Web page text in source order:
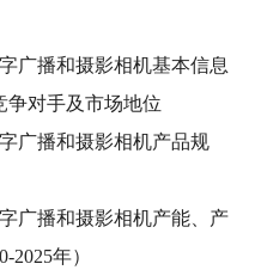
广播和摄影相机基本信息
争对手及市场地位
广播和摄影相机产品规
广播和摄影相机产能、产
年）